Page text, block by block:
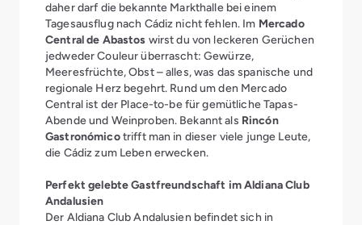
daher darf die bekannte Markthalle bei einem
Tagesausflug nach Cádiz nicht fehlen. Im Mercado
Central de Abastos wirst du von leckeren Gerüchen
jedweder Couleur überrascht: Gewürze,
Meeresfrüchte, Obst – alles, was das spanische und
regionale Herz begehrt. Rund um den Mercado
Central ist der Place-to-be für gemütliche Tapas-
Abende und Weinproben. Bekannt als Rincón
Gastronómicotrifft man in dieser viele junge Leute,
die Cádiz zum Leben erwecken.
Perfekt gelebte Gastfreundschaft im Aldiana Club
Andalusien
Der Aldiana Club Andalusien befindet sich in